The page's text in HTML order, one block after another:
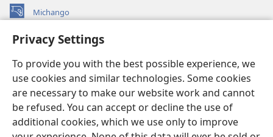
Privacy Settings
To provide you with the best possible experience, we
use cookies and similar technologies. Some cookies
are necessary to make our website work and cannot
be refused. You can accept or decline the use of
additional cookies, which we use only to improve
Michango
(opens
window)Watchtower MAKTABA KWENYE MTANDAO™
new
window)JW Hub ®
(opens
new
window)
®
Watchtower Library